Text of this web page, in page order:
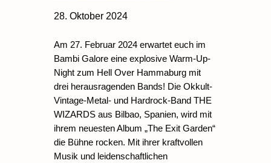
28. Oktober 2024
Am 27. Februar 2024 erwartet euch im
Bambi Galore eine explosive Warm-Up-
Night zum Hell Over Hammaburg mit
drei herausragenden Bands! Die Okkult-
Vintage-Metal- und Hardrock-Band THE
WIZARDS aus Bilbao, Spanien, wird mit
ihrem neuesten Album „The Exit Garden“
die Bühne rocken. Mit ihrer kraftvollen
Musik und leidenschaftlichen